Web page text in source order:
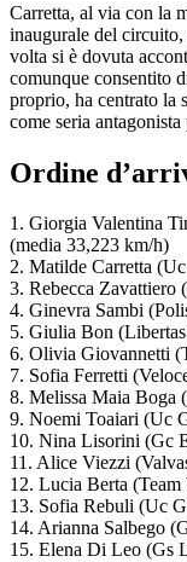
Carretta, al via con la
inaugurale del circuito,
volta si è dovuta
comunque consentito
proprio, ha centrato la
come seria
Ordine
1. Giorgia Valentina
(media 33,223 km/h)
2. Matilde Carretta
3. Rebecca Zavattiero
4. Ginevra Sambi
5. Giulia Bon (Libertas
6. Olivia Giovannetti
7. Sofia Ferretti
8. Melissa Maia Boga
9. Noemi Toaiari (Uc
10. Nina Lisorini (Gc
11. Alice Viezzi
12. Lucia Berta
13. Sofia Rebuli (Uc
14. Arianna Salbego
15. Elena Di Leo (Gs